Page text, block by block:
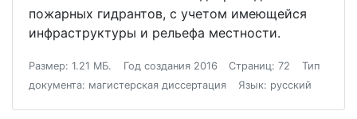
пожарных гидрантов, с учетом имеющейся
инфраструктуры и рельефа местности.
Размер: 1.21 МБ. Год создания 2016 Страниц: 72
Тип
документа: магистерская диссертация
Язык: русский